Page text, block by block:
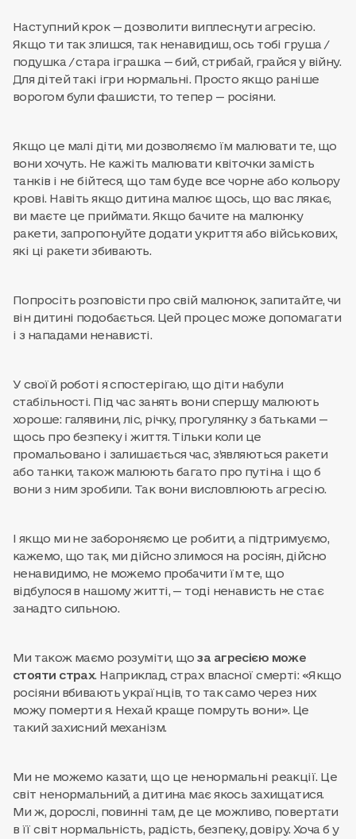
Наступний крок — дозволити виплеснути агресію.
Якщо ти так злишся, так ненавидиш, ось тобі груша /
подушка / стара іграшка — бий, стрибай, грайся у війну.
Для дітей такі ігри нормальні. Просто якщо раніше
ворогом були фашисти, то тепер — росіяни.
Якщо це малі діти, ми дозволяємо їм малювати те, що
вони хочуть. Не кажіть малювати квіточки замість
танків і не бійтеся, що там буде все чорне або кольору
крові. Навіть якщо дитина малює щось, що вас лякає,
ви маєте це приймати. Якщо бачите на малюнку
ракети, запропонуйте додати укриття або військових,
які ці ракети збивають.
Попросіть розповісти про свій малюнок, запитайте, чи
він дитині подобається. Цей процес може допомагати
і з нападами ненависті.
У своїй роботі я спостерігаю, що діти набули
стабільності. Під час занять вони спершу малюють
хороше: галявини, ліс, річку, прогулянку з батьками —
щось про безпеку і життя. Тільки коли це
промальовано і залишається час, з’являються ракети
або танки, також малюють багато про путіна і що б
вони з ним зробили. Так вони висловлюють агресію.
І якщо ми не забороняємо це робити, а підтримуємо,
кажемо, що так, ми дійсно злимося на росіян, дійсно
ненавидимо, не можемо пробачити їм те, що
відбулося в нашому житті, — тоді ненависть не стає
занадто сильною.
Ми також маємо розуміти, щоза агресією може
стояти страх. Наприклад, страх власної смерті: «Якщо
росіяни вбивають українців, то так само через них
можу померти я. Нехай краще помруть вони». Це
такий захисний механізм.
Ми не можемо казати, що це ненормальні реакції. Це
світ ненормальний, а дитина має якось захищатися.
Ми ж, дорослі, повинні там, де це можливо, повертати
в її світ нормальність, радість, безпеку, довіру. Хоча б у